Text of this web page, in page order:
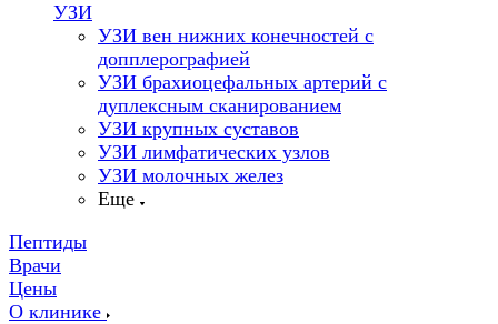
УЗИ
УЗИ вен нижних конечностей с
допплерографией
УЗИ брахиоцефальных артерий с
дуплексным сканированием
УЗИ крупных суставов
УЗИ лимфатических узлов
УЗИ молочных желез
Еще
Пептиды
Врачи
Цены
О клинике